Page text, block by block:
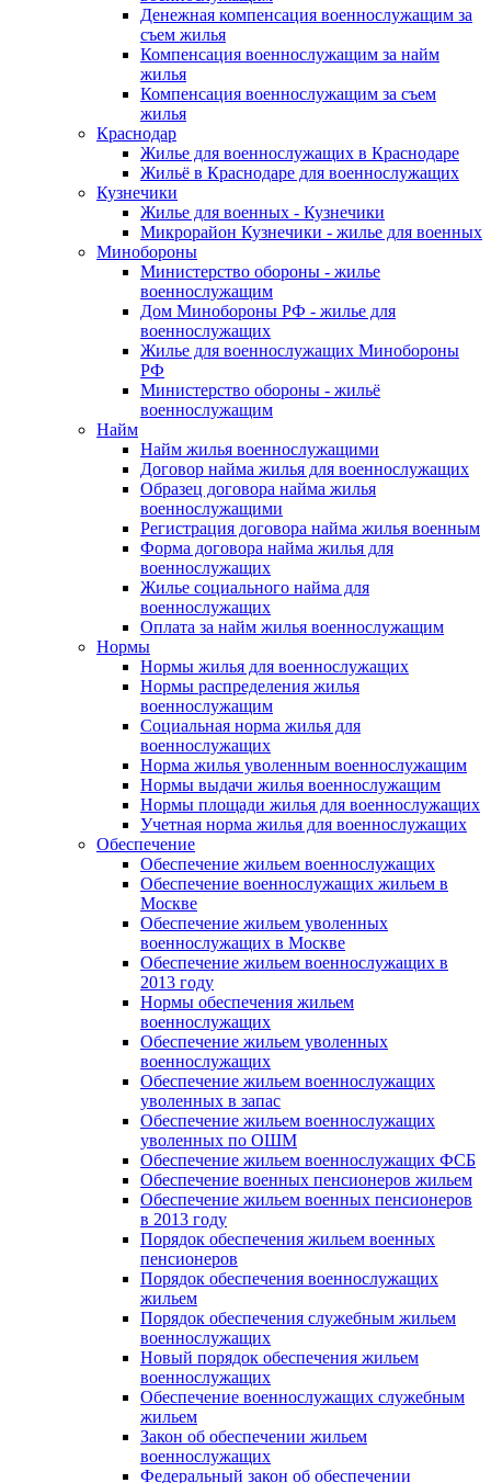
Денежная компенсация военнослужащим за
съем жилья
Компенсация военнослужащим за найм
жилья
Компенсация военнослужащим за съем
жилья
Краснодар
Жилье для военнослужащих в Краснодаре
Жильё в Краснодаре для военнослужащих
Кузнечики
Жилье для военных - Кузнечики
Микрорайон Кузнечики - жилье для военных
Минобороны
Министерство обороны - жилье
военнослужащим
Дом Минобороны РФ - жилье для
военнослужащих
Жилье для военнослужащих Минобороны
РФ
Министерство обороны - жильё
военнослужащим
Найм
Найм жилья военнослужащими
Договор найма жилья для военнослужащих
Образец договора найма жилья
военнослужащими
Регистрация договора найма жилья военным
Форма договора найма жилья для
военнослужащих
Жилье социального найма для
военнослужащих
Оплата за найм жилья военнослужащим
Нормы
Нормы жилья для военнослужащих
Нормы распределения жилья
военнослужащим
Социальная норма жилья для
военнослужащих
Норма жилья уволенным военнослужащим
Нормы выдачи жилья военнослужащим
Нормы площади жилья для военнослужащих
Учетная норма жилья для военнослужащих
Обеспечение
Обеспечение жильем военнослужащих
Обеспечение военнослужащих жильем в
Москве
Обеспечение жильем уволенных
военнослужащих в Москве
Обеспечение жильем военнослужащих в
2013 году
Нормы обеспечения жильем
военнослужащих
Обеспечение жильем уволенных
военнослужащих
Обеспечение жильем военнослужащих
уволенных в запас
Обеспечение жильем военнослужащих
уволенных по ОШМ
Обеспечение жильем военнослужащих ФСБ
Обеспечение военных пенсионеров жильем
Обеспечение жильем военных пенсионеров
в 2013 году
Порядок обеспечения жильем военных
пенсионеров
Порядок обеспечения военнослужащих
жильем
Порядок обеспечения служебным жильем
военнослужащих
Новый порядок обеспечения жильем
военнослужащих
Обеспечение военнослужащих служебным
жильем
Закон об обеспечении жильем
военнослужащих
Федеральный закон об обеспечении